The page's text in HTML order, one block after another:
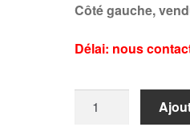
Côté gauche,
Délai: nous